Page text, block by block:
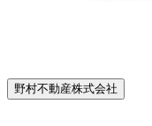
野村不動産株式会社